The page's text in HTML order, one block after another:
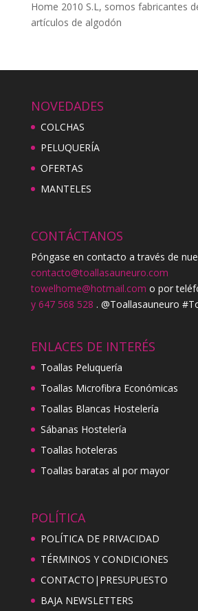
Home 2010 S.L, somos fabricantes
artículos de algodón
NOVEDADES
COLCHAS
PELUQUERÍA
OFERTAS
MANTELES
CONTÁCTANOS
Póngase en contacto a través de
contacto@toallasauneuro.com
towelhome@hotmail.com o por
y 647 568 528 . @Toallasauneuro
ENLACES DE INTERÉS
Toallas Peluquería
Toallas Microfibra Económicas
Toallas Blancas Hostelería
Sábanas Hostelería
Toallas hoteleras
Toallas baratas al por mayor
POLÍTICA
POLÍTICA DE PRIVACIDAD
TÉRMINOS Y CONDICIONES
CONTACTO|PRESUPUESTO
BAJA NEWSLETTERS